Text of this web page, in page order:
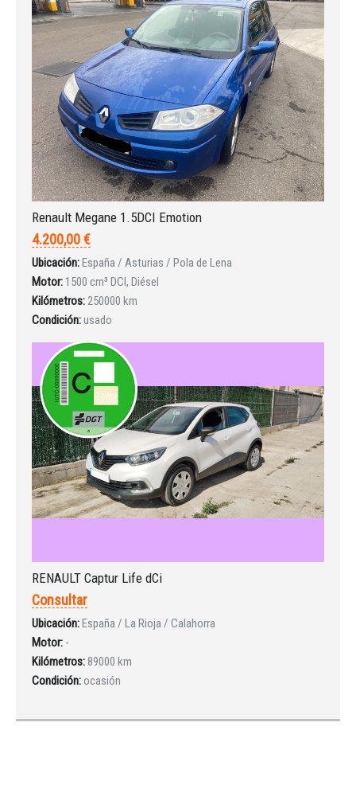
Iniciar sesión
INICIAR SESIÓN
¿Ha olvidado la contraseña?
Renault Megane 1.5DCI Emotion
4.200,00 €
Ubicación:España / Asturias / Pola de Lena
Motor: 1500 cm³ DCI, Diésel
Kilómetros:250000 km
Condición:usado
RENAULT Captur Life dCi
Consultar
Ubicación:España / La Rioja / Calahorra
Motor: -
Kilómetros: 89000 km
Condición:ocasión